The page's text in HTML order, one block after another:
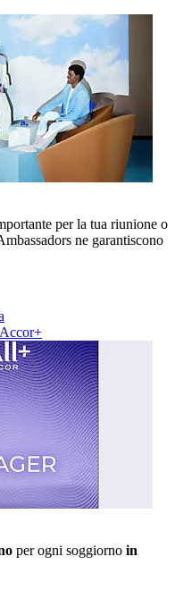
per la tua riunione o
ne garantiscono
per ogni soggiorno in